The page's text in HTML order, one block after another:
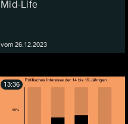
Mid-Life
vom 26.12.2023
13:36